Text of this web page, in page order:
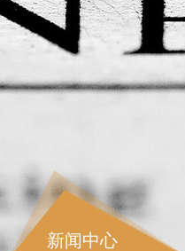
新闻中心